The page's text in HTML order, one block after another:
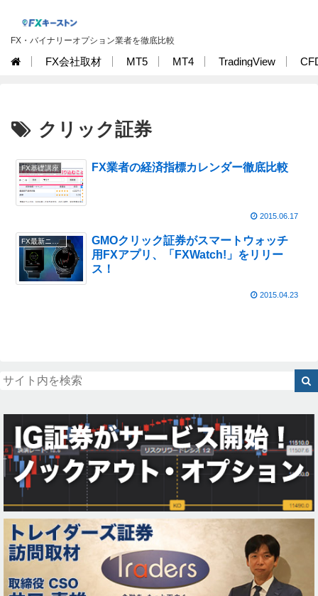
FX・バイナリーオプション業者を徹底比較
FX会社取材 MT5 MT4 TradingView
クリック証券
FX基礎講座 FX業者の経済指標カレンダー徹底比較
2015.06.17
GMOクリック証券がスマートウォッチ
用FXアプリ、「FXWatch!」をリリー
ス！
2015.04.23